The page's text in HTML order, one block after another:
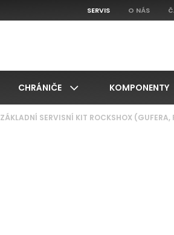
SERVIS O NÁS
CHRÁNIČE KOMPONENTY
ZÁKLADNÍ SERVISNÍ KIT ROCKSHOX